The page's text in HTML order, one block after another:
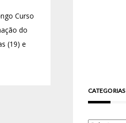
Curso
do
(19) e
CATEGORIAS